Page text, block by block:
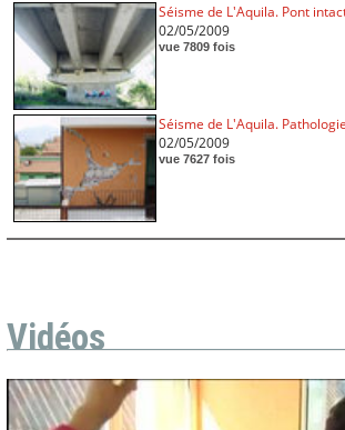
Séisme de L'Aquila. Pont
02/05/2009
vue 7809 fois
Séisme de L'Aquila.
02/05/2009
vue 7627 fois
Vidéos